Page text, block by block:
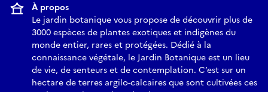
À propos
Le jardin botanique vous propose de découvrir plus de
3000 espèces de plantes exotiques et indigènes du
monde entier, rares et protégées. Dédié à la
connaissance végétale, le Jardin Botanique est un lieu
de vie, de senteurs et de contemplation. C’est sur un
hectare de terres argilo-calcaires que sont cultivées ces